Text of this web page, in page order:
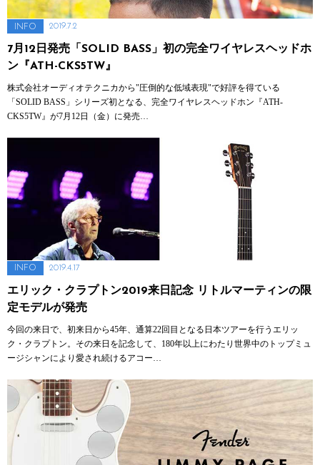
INFO 2019.7.2
7月12日発売「SOLID BASS」初の完全ワイヤレスヘッドホ
ン『ATH-CKS5TW』
株式会社オーディオテクニカから"圧倒的な低域表現"で好評を得ている
「SOLID BASS」シリーズ初となる、完全ワイヤレスヘッドホン『ATH-
CKS5TW』が7月12日（金）に発売…
INFO 2019.4.17
エリック・クラプトン2019来日記念 リトルマーティンの限
定モデルが発売
今回の来日で、初来日から45年、通算22回目となる日本ツアーを行うエリッ
ク・クラプトン。その来日を記念して、180年以上にわたり世界中のトップミュ
ージシャンにより愛され続けるアコー…